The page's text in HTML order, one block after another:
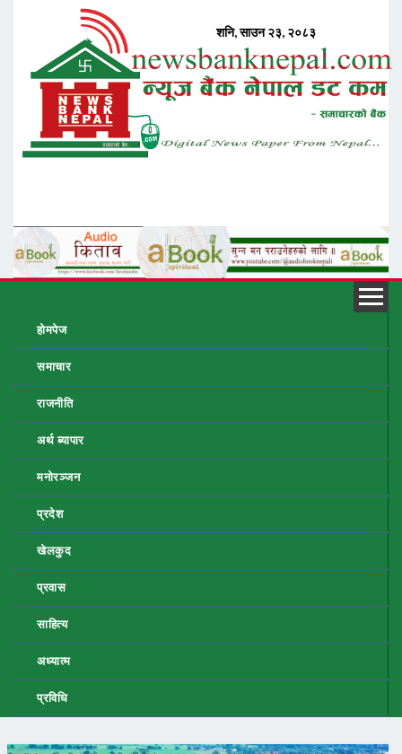
होमपेज
समाचार
राजनीति
अर्थ ब्यापार
मनोरञ्जन
प्रदेश
खेलकुद
प्रवास
साहित्य
अध्यात्म
प्रविधि